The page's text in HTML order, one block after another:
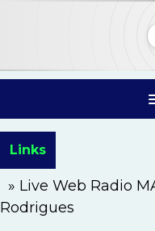
Links
» Live Web Radio
Rodrigues